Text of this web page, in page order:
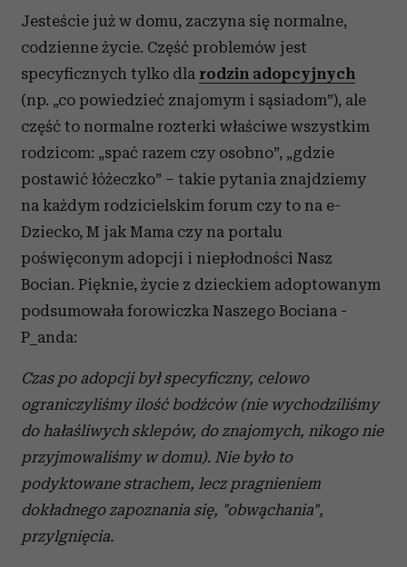
i reklam, aby oferować funkcje społecznościowe i
analizować ruch w naszej witrynie. Informacje o tym, jak
korzystasz z naszej witryny, udostępniamy partnerom
społecznościowym, reklamowym i analitycznym.
Partnerzy mogą połączyć te informacje z innymi danymi
otrzymanymi od Ciebie lub uzyskanymi podczas
korzystania z ich usług.
Jesteście już w domu, zaczyna się normalne,
codzienne życie. Część problemów jest
specyficznych tylko dla rodzin adopcyjnych
(np. „co powiedzieć znajomym i sąsiadom”), ale
część to normalne rozterki właściwe wszystkim
rodzicom: „spać razem czy osobno”, „gdzie
postawić łóżeczko” – takie pytania znajdziemy
na każdym rodzicielskim forum czy to na e-
Dziecko, M jak Mama czy na portalu
poświęconym adopcji i niepłodności Nasz
Bocian. Pięknie, życie z dzieckiem adoptowanym
podsumowała forowiczka Naszego Bociana -
P_anda:
Czas po adopcji był specyficzny, celowo
ograniczyliśmy ilość bodźców (nie wychodziliśmy
do hałaśliwych sklepów, do znajomych, nikogo nie
przyjmowaliśmy w domu). Nie było to
podyktowane strachem, lecz pragnieniem
dokładnego zapoznania się, "obwąchania",
przylgnięcia.